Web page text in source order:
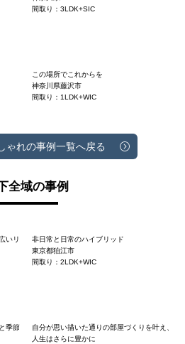
間取り：3LDK+SIC
この場所でこれからを
神奈川県藤沢市
間取り：1LDK+WIC
ゃれの事例一覧へ戻る
全域の事例
いリ
非日常と日常のハイブリッド
東京都狛江市
間取り：2LDK+WIC
季節
自分が思い描いた通りの部屋づくりを叶え、
人生はさらに豊かに